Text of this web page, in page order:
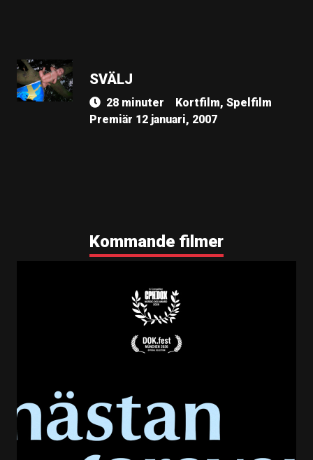
SVÄLJ
28 minuter
Kortfilm, Spelfilm
Premiär 12 januari, 2007
Kommande filmer